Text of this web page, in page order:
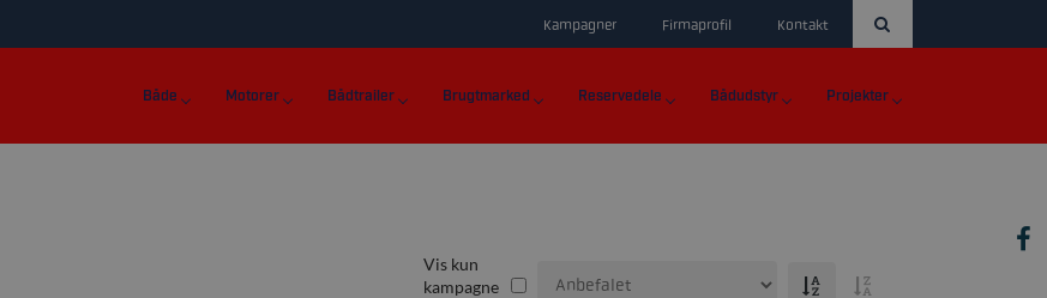
Kampagner Firmaprofil Kontakt
Både Motorer Bådtrailer Brugtmarked Reservedele Bådudstyr Projekter
Vis kun
kampagne